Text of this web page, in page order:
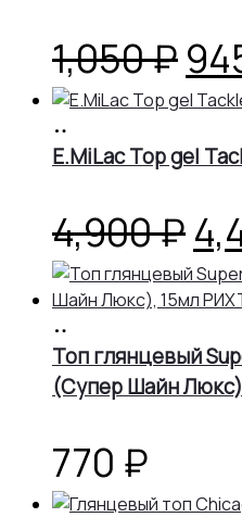
1,050₽
корзину
E.MiLac Top gel
4,900₽
корзину
Топ глянцевый
(Супер Шайн
770 ₽